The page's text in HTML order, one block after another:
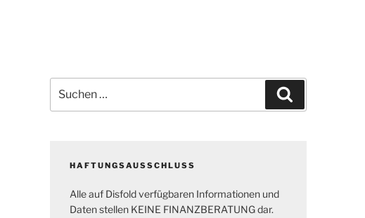
nach:
HAFTUNGSAUSSCHLUSS
Alle auf Disfold verfügbaren Informationen und
Daten stellen KEINE FINANZBERATUNG dar.